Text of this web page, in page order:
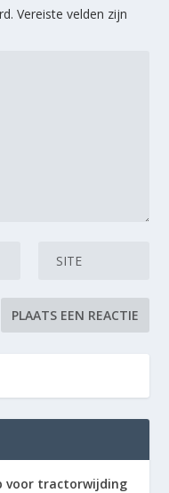
Vereiste velden zijn
voor tractorwijding